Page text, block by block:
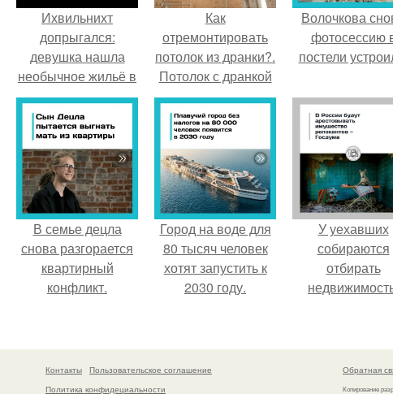
Ихвильнихт
допрыгался:
девушка нашла
необычное жильё в
Пятигорске.
Как
отремонтировать
потолок из дранки?.
Потолок с дранкой
Волочкова
фотосессию
постели
В семье децла
снова разгорается
квартирный
конфликт.
Город на воде для
80 тысяч человек
хотят запустить к
2030 году.
У уехавших
собираются
отбирать
Контакты
Пользовательское соглашение
Политика конфидециальности
Обратная
Копирование